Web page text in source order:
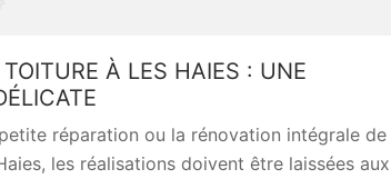
TOITURE À LES HAIES : UNE
petite réparation ou la rénovation intégrale de
les réalisations doivent être laissées aux